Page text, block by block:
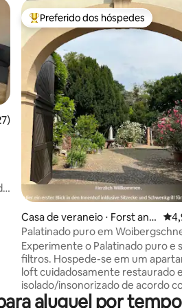
avaliação média de 5, 227
Entre os melhores preferidos dos
Preferido dos hóspedes
Casa de veraneio ⋅ Forst an d
er Weinstraße
Palatinado puro em
Experimente o Palatinado puro e
filtros. Hospede-se em um
loft cuidadosamente restaurado e
isolado/insonorizado de acordo
especificações de construção de
aluguel por